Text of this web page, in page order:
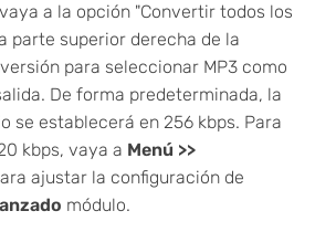
a la opción "Convertir todos los
parte superior derecha de la
para seleccionar MP3 como
De forma predeterminada, la
se establecerá en 256 kbps. Para
kbps, vaya a Menú >>
ajustar la configuración de
módulo.